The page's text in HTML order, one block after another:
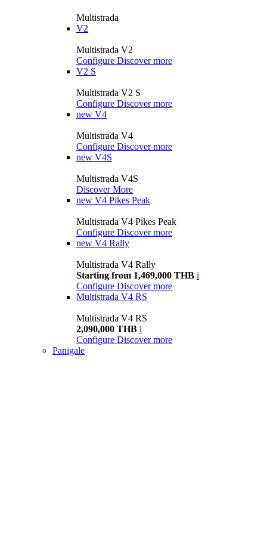
Multistrada
V2
Multistrada V2
Configure Discover more
V2 S
Multistrada V2 S
Configure Discover more
new V4
Multistrada V4
Configure Discover more
new V4S
Multistrada V4S
Discover More
new V4 Pikes Peak
Multistrada V4 Pikes Peak
Configure Discover more
new V4 Rally
Multistrada V4 Rally
Starting from 1,469,000 THB i
Configure Discover more
Multistrada V4 RS
Multistrada V4 RS
2,090,000 THB i
Configure Discover more
Panigale